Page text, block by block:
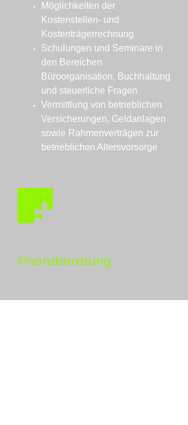
Möglichkeiten der
Kostenstellen- und
Kostenträgerrechnung
Schulungen und Seminare in
den Bereichen
Büroorganisation, Buchhaltung
und steuerliche Fragen
Vermittlung von betrieblichen
Versicherungen, Geldanlagen
sowie Rahmenverträgen zur
betrieblichen Altersvorsorge
Finanzberatung